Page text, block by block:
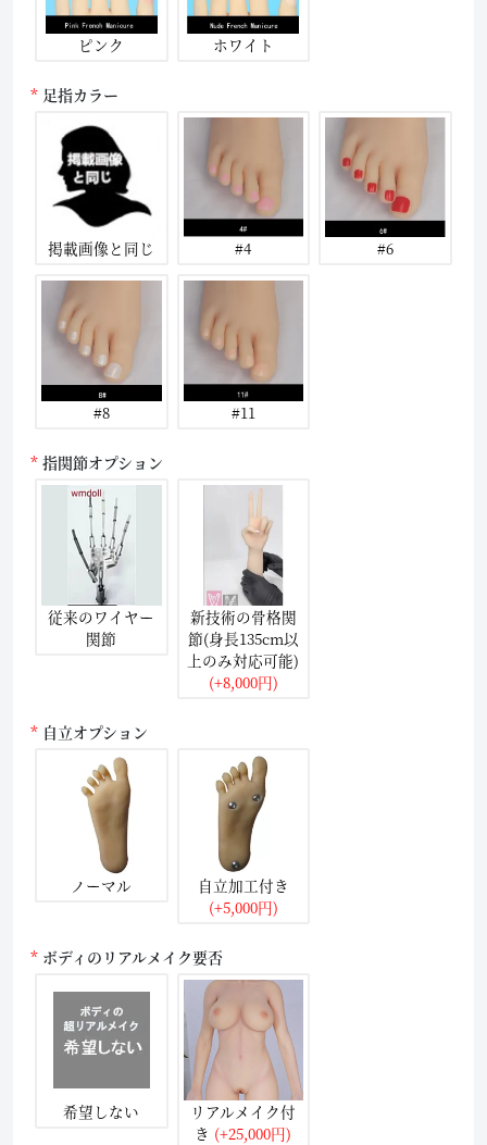
ピンク ホワイト
足指カラー
掲載画像と同じ #4 #6
#8 #11
指関節オプション
従来のワイヤー
関節
新技術の骨格関
節(身長135cm以
上のみ対応可能)
(+8,000円)
自立オプション
ノーマル
自立加工付き
(+5,000円)
ボディのリアルメイク要否
希望しない
リアルメイク付
き (+25,000円)